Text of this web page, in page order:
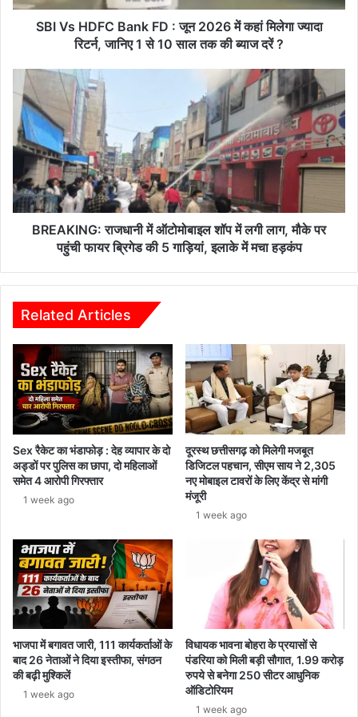
में
रिटर्न,
जानिए
से
10
तक
की
ब्याज
SBI Vs HDFC Bank FD : जून 2026 में कहां मिलेगा ज्यादा
रिटर्न, जानिए 1 से 10 साल तक की ब्याज दरें ?
BREAKING:
राजधानी
ऑटोमोबाइल
शॉप
लगी
लाग,
मौके
गाड़ियां,
इलाके
मचा
हड़कंप
BREAKING: राजधानी में ऑटोमोबाइल शॉप में लगी लाग, मौके पर
पहुंची फायर ब्रिगेड की 5 गाड़ियां, इलाके में मचा हड़कंप
Related Articles
Sex रैकेट का भंडाफोड़ : देह व्यापार के दो
अड्डों पर पुलिस का छापा, दो महिलाओं
समेत 4 आरोपी गिरफ्तार
1 week ago
दूरस्थ छत्तीसगढ़ को मिलेगी मजबूत
डिजिटल पहचान, सीएम साय ने 2,305
नए मोबाइल टावरों के लिए केंद्र से मांगी
मंजूरी
1 week ago
भाजपा में बगावत जारी, 111 कार्यकर्ताओं के
बाद 26 नेताओं ने दिया इस्तीफा, संगठन
की बढ़ी मुश्किलें
1 week ago
विधायक भावना बोहरा के प्रयासों से
पंडरिया को मिली बड़ी सौगात, 1.99 करोड़
रुपये से बनेगा 250 सीटर आधुनिक
ऑडिटोरियम
1 week ago